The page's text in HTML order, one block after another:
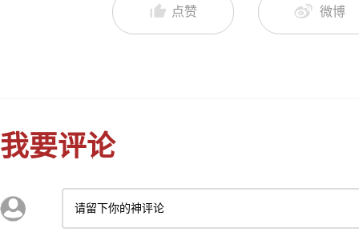
点赞 微博
我要评论
请留下你的神评论